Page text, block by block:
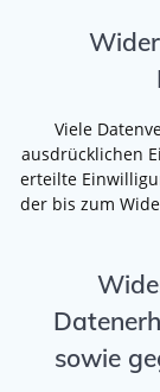
Viele
ausdrücklichen
erteilte
der bis zum
sowie